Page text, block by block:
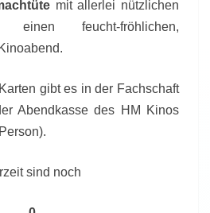
mit allerlei nützlichen
feucht-fröhlichen,
gibt es in der Fachschaft
Abendkasse des HM Kinos
sind noch